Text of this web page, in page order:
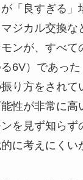
「良すぎる」
ジカル交換な
ンが、すべて
6V）であっ
り方をされて
性が非常に高
を見ず知らず
に考えにくい